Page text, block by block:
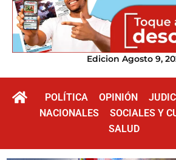
Edicion Agosto 9,
POLÍTICA OPINIÓN
NACIONALES
SOCIALES Y
SALUD